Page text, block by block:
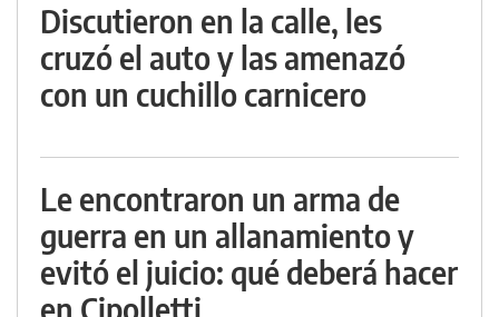
Discutieron en la calle, les
cruzó el auto y las amenazó
con un cuchillo carnicero
Le encontraron un arma de
guerra en un allanamiento y
evitó el juicio: qué deberá hacer
en Cipolletti